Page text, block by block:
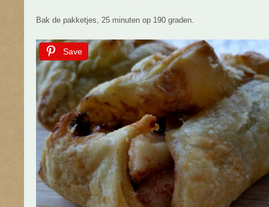
Bak de pakketjes, 25 minuten op 190 graden.
Save